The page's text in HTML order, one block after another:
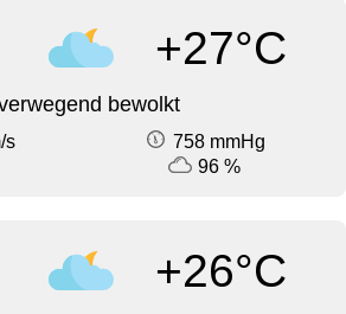
+27°C
bewolkt
s
758 mmHg
96 %
+26°C